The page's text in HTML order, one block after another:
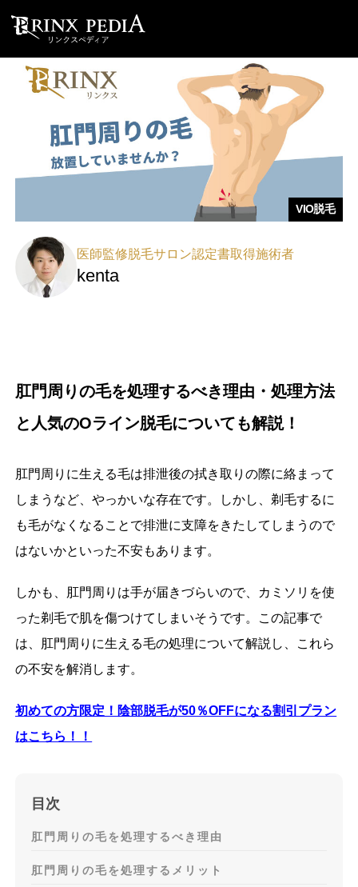
VIO脱毛
医師監修脱毛サロン認定書取得施術者
kenta
肛門周りの毛を処理するべき理由・処理方法
と人気のOライン脱毛についても解説！
肛門周りに生える毛は排泄後の拭き取りの際に絡まって
しまうなど、やっかいな存在です。しかし、剃毛するに
も毛がなくなることで排泄に支障をきたしてしまうので
はないかといった不安もあります。
しかも、肛門周りは手が届きづらいので、カミソリを使
った剃毛で肌を傷つけてしまいそうです。この記事で
は、肛門周りに生える毛の処理について解説し、これら
の不安を解消します。
初めての方限定！陰部脱毛が50％OFFになる割引プラン
はこちら！！
目次
肛門周りの毛を処理するべき理由
肛門周りの毛を処理するメリット